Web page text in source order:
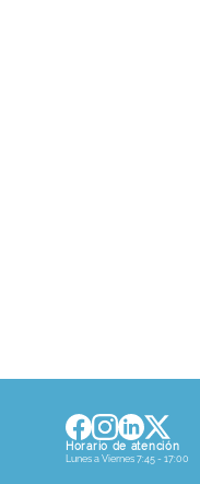
Horario de atención
Lunes a Viernes 7:45 - 17:00